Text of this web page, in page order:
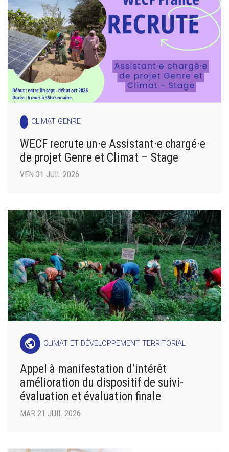
CLIMAT GENRE
WECF recrute un·e Assistant·e chargé·e
de projet Genre et Climat – Stage
VEN 31 JUIL 2026
public CLIMAT ET DÉVELOPPEMENT TERRITORIAL
Appel à manifestation d’intérêt
amélioration du dispositif de suivi-
évaluation et évaluation finale
MAR 21 JUIL 2026